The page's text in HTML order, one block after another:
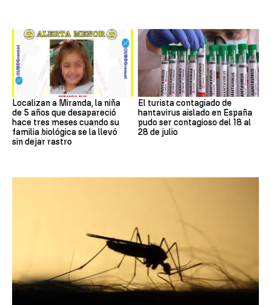
Localizan a Miranda, la niña
de 5 años que desapareció
hace tres meses cuando su
familia biológica se la llevó
sin dejar rastro
El turista contagiado de
hantavirus aislado en España
pudo ser contagioso del 18 al
28 de julio